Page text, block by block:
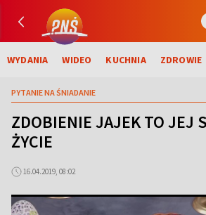
WYDANIA WIDEO KUCHNIA ZDROWIE
PYTANIE NA ŚNIADANIE
ZDOBIENIE JAJEK TO JEJ
ŻYCIE
16.04.2019, 08:02